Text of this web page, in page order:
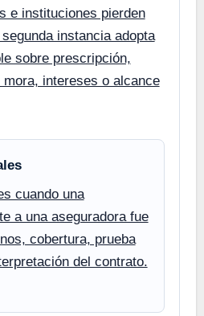
e instituciones pierden
instancia adopta
sobre prescripción,
intereses o alcance
a una aseguradora fue
cobertura, prueba
del contrato.